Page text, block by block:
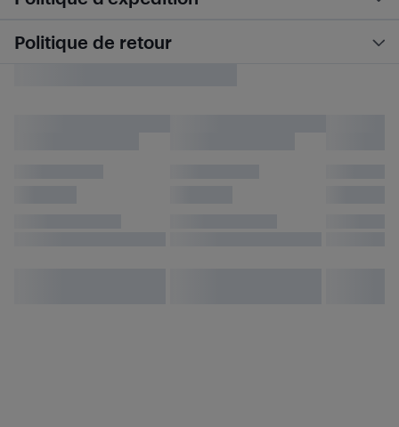
Politique de retour